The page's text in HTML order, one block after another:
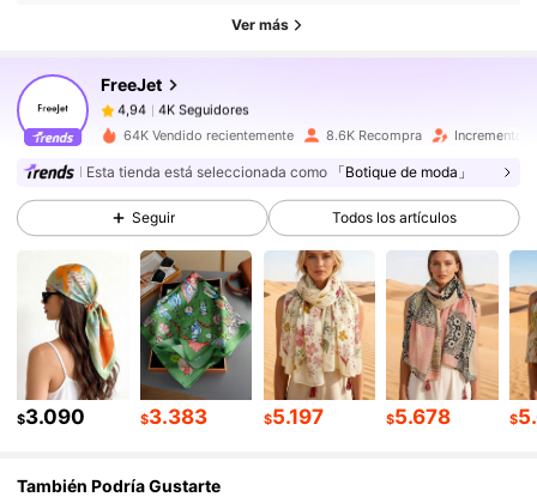
Ver más
FreeJet
4K Seguidores
4,94
g***8pagóHace 1 día
4,94 4K Seguidores
4,94 4K Seguidores
4,94 4K Seguidores
4,94 4K Seguidores
4,94 4K Seguidores
64K Vendido recientemente 8.6K Recompra Incremento
Esta tienda está seleccionada como 「Botique de moda」
Seguir Todos los artículos
$3.090 $3.383 $5.197 $5.678 $
También Podría Gustarte